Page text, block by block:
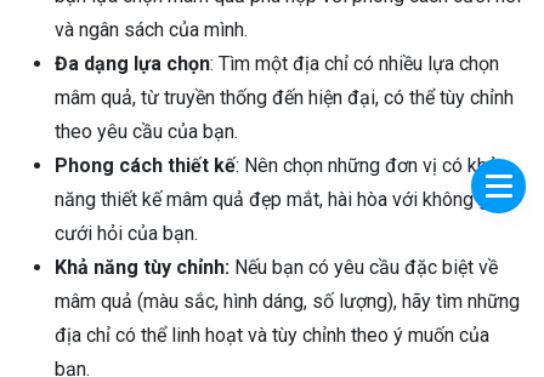
và ngân sách của mình.
Đa dạng lựa chọn: Tìm một địa chỉ có nhiều lựa chọn
mâm quả, từ truyền thống đến hiện đại, có thể tùy chỉnh
theo yêu cầu của bạn.
Phong cách thiết kế: Nên chọn những đơn vị có khả
năng thiết kế mâm quả đẹp mắt, hài hòa với không gian
cưới hỏi của bạn.
Khả năng tùy chỉnh: Nếu bạn có yêu cầu đặc biệt về
mâm quả (màu sắc, hình dáng, số lượng), hãy tìm những
địa chỉ có thể linh hoạt và tùy chỉnh theo ý muốn của
bạn.